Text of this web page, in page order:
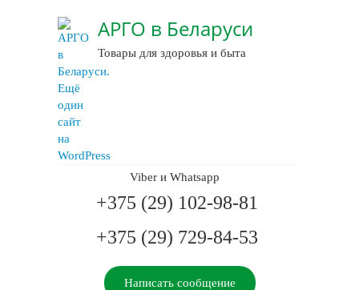
АРГО в Беларуси
Товары для здоровья и быта
Viber и Whatsapp
+375 (29) 102-98-81
+375 (29) 729-84-53
Написать сообщение